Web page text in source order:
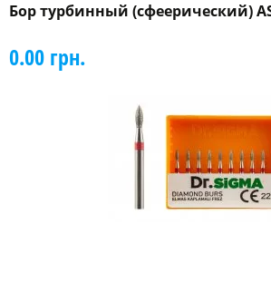
Бор турбинный (сфеерический)
0.00 грн.